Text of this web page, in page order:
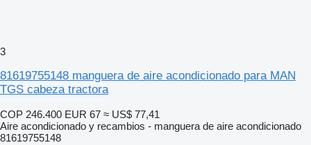
3
81619755148 manguera de aire acondicionado para MAN
TGS cabeza tractora
COP 246.400 EUR 67 ≈ US$ 77,41
Aire acondicionado y recambios - manguera de aire acondicionado
81619755148